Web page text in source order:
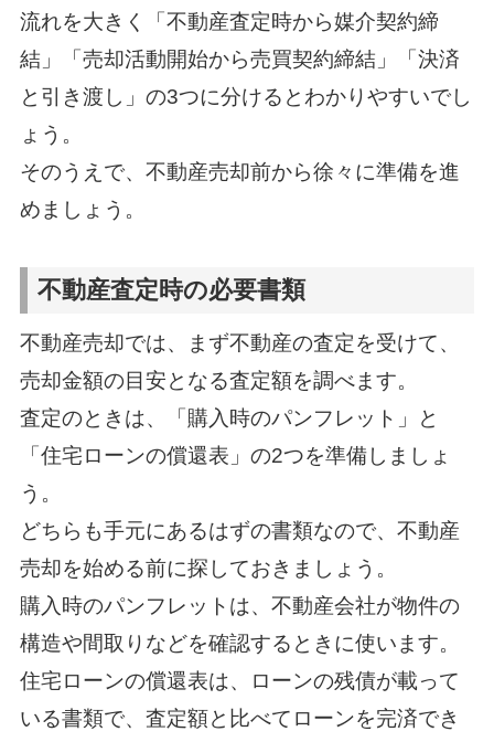
流れを大きく「不動産査定時から媒介契約締
結」「売却活動開始から売買契約締結」「決済
と引き渡し」の3つに分けるとわかりやすいでし
ょう。
そのうえで、不動産売却前から徐々に準備を進
めましょう。
不動産査定時の必要書類
不動産売却では、まず不動産の査定を受けて、
売却金額の目安となる査定額を調べます。
査定のときは、「購入時のパンフレット」と
「住宅ローンの償還表」の2つを準備しましょ
う。
どちらも手元にあるはずの書類なので、不動産
売却を始める前に探しておきましょう。
購入時のパンフレットは、不動産会社が物件の
構造や間取りなどを確認するときに使います。
住宅ローンの償還表は、ローンの残債が載って
いる書類で、査定額と比べてローンを完済でき